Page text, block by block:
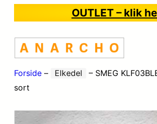
OUTLET – klik
Forside – Elkedel – SMEG
sort